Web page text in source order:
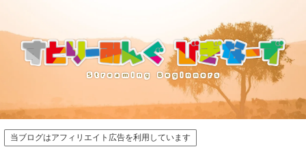
当ブログはアフィリエイト広告を利用しています